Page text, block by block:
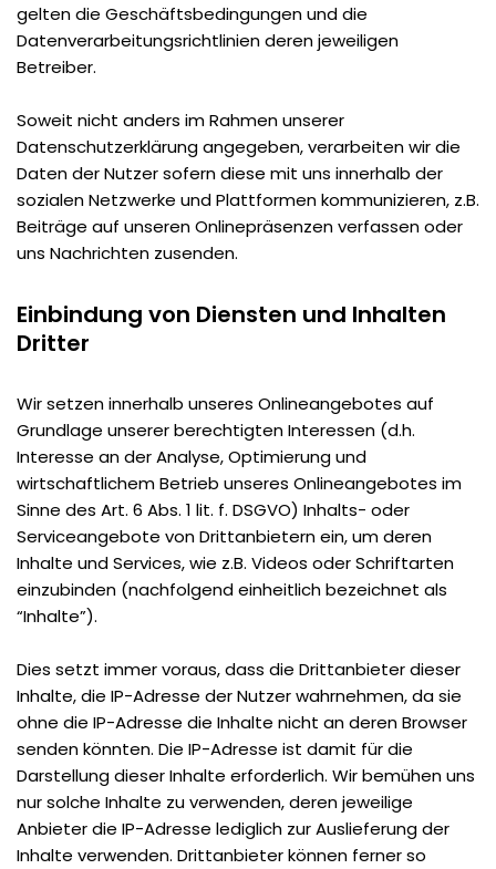
gelten die Geschäftsbedingungen und die
Datenverarbeitungsrichtlinien deren jeweiligen
Betreiber.
Soweit nicht anders im Rahmen unserer
Datenschutzerklärung angegeben, verarbeiten wir die
Daten der Nutzer sofern diese mit uns innerhalb der
sozialen Netzwerke und Plattformen kommunizieren, z.B.
Beiträge auf unseren Onlinepräsenzen verfassen oder
uns Nachrichten zusenden.
Einbindung von Diensten und Inhalten
Dritter
Wir setzen innerhalb unseres Onlineangebotes auf
Grundlage unserer berechtigten Interessen (d.h.
Interesse an der Analyse, Optimierung und
wirtschaftlichem Betrieb unseres Onlineangebotes im
Sinne des Art. 6 Abs. 1 lit. f. DSGVO) Inhalts- oder
Serviceangebote von Drittanbietern ein, um deren
Inhalte und Services, wie z.B. Videos oder Schriftarten
einzubinden (nachfolgend einheitlich bezeichnet als
“Inhalte”).
Dies setzt immer voraus, dass die Drittanbieter dieser
Inhalte, die IP-Adresse der Nutzer wahrnehmen, da sie
ohne die IP-Adresse die Inhalte nicht an deren Browser
senden könnten. Die IP-Adresse ist damit für die
Darstellung dieser Inhalte erforderlich. Wir bemühen uns
nur solche Inhalte zu verwenden, deren jeweilige
Anbieter die IP-Adresse lediglich zur Auslieferung der
Inhalte verwenden. Drittanbieter können ferner so